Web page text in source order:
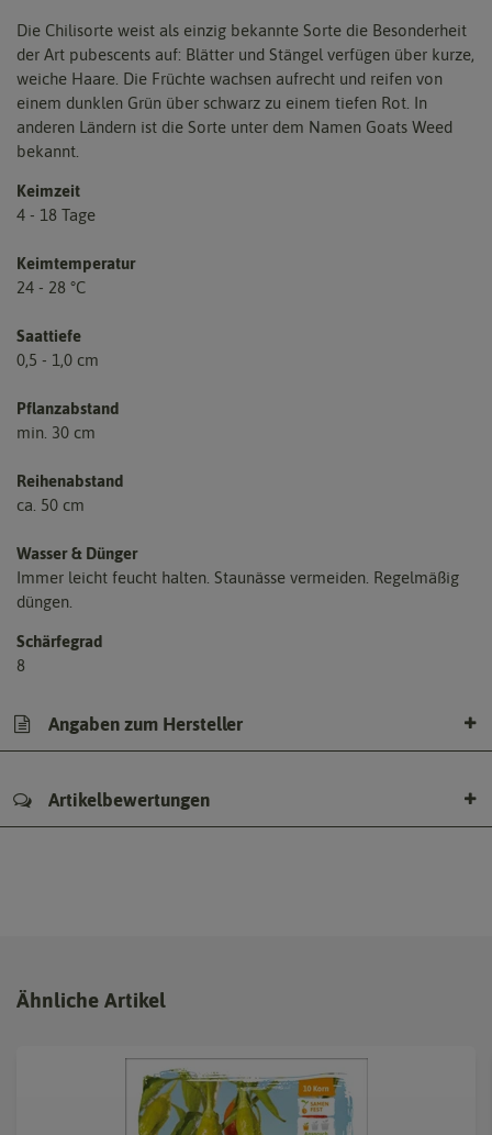
Die Chilisorte weist als einzig bekannte Sorte die Besonderheit
der Art pubescents auf: Blätter und Stängel verfügen über kurze,
weiche Haare. Die Früchte wachsen aufrecht und reifen von
einem dunklen Grün über schwarz zu einem tiefen Rot. In
anderen Ländern ist die Sorte unter dem Namen Goats Weed
bekannt.
Keimzeit
4 - 18 Tage
Keimtemperatur
24 - 28 °C
Saattiefe
0,5 - 1,0 cm
Pflanzabstand
min. 30 cm
Reihenabstand
ca. 50 cm
Wasser & Dünger
Immer leicht feucht halten. Staunässe vermeiden. Regelmäßig
düngen.
Schärfegrad
8
Angaben zum Hersteller
Artikelbewertungen
Ähnliche Artikel